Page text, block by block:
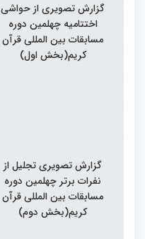
گزارش تصویری از حواشی
اختتامیه چهلمین دوره
مسابقات بین المللی قرآن
کریم(بخش اول)
گزارش تصویری تجلیل از
نفرات برتر چهلمین دوره
مسابقات بین المللی قرآن
کریم(بخش دوم)